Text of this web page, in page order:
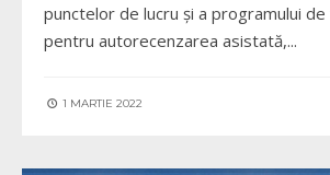
punctelor de lucru și a programului de
pentru autorecenzarea asistată,...
1 MARTIE 2022